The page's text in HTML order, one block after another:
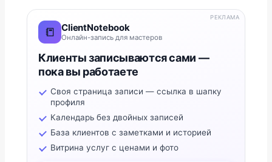
📒 ClientNotebook
Онлайн-запись для мастеров
Клиенты записываются сами —
пока вы работаете
Своя страница записи — ссылка в шапку
профиля
Календарь без двойных записей
База клиентов с заметками и историей
Витрина услуг с ценами и фото
РЕКЛАМА